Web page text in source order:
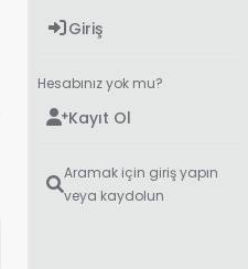
Giriş
Hesabınız yok mu?
Kayıt Ol
Aramak için giriş yapın
veya kaydolun